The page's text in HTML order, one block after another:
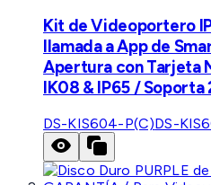
Kit de Videoportero
llamada a App de
Apertura con Tarjeta
IK08 & IP65 / Soporta
DS-KIS604-P(C)DS-